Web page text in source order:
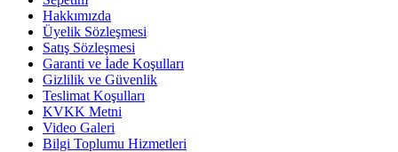
Hakkımızda
Üyelik Sözleşmesi
Satış Sözleşmesi
Garanti ve İade Koşulları
Gizlilik ve Güvenlik
Teslimat Koşulları
KVKK Metni
Video Galeri
Bilgi Toplumu Hizmetleri